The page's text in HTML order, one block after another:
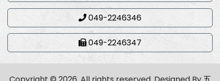
049-2246346
049-2246347